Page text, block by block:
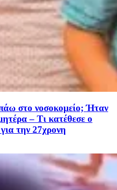
στο νοσοκομείο; Ήταν
– Τι κατέθεσε ο
την 27χρονη